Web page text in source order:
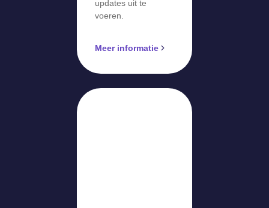
updates uit te
voeren.
Meer informatie